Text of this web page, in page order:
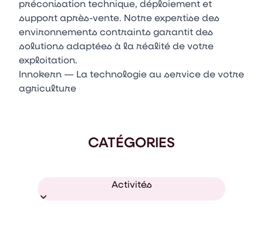
préconisation technique, déploiement et
support après-vente. Notre expertise des
environnements contraints garantit des
solutions adaptées à la réalité de votre
exploitation.
Innokern — La technologie au service de votre
agriculture
CATÉGORIES
Activités